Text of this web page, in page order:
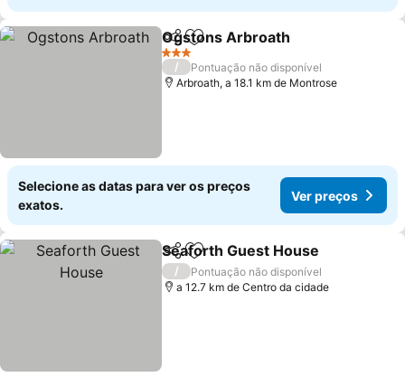
PartilharAdicionar aos favoritos
Ogstons Arbroath
3 Estrelas
/
Pontuação não disponível
Arbroath, a 18.1 km de Montrose
Selecione as datas para ver os preços
exatos.
Ver preços
PartilharAdicionar aos favoritos
Seaforth Guest House
/
Pontuação não disponível
a 12.7 km de Centro da cidade